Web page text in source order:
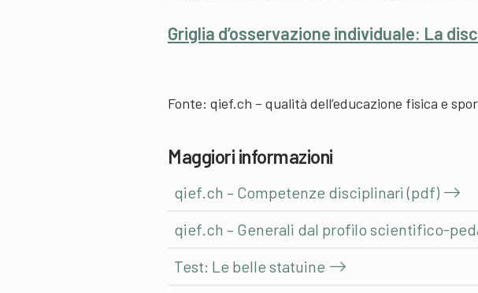
Griglia d’osservazione individuale: La
Fonte: qief.ch – qualità dell’educazione fisica e
Maggiori informazioni
qief.ch – Competenze disciplinari (pdf)
qief.ch – Generali dal profilo scientifico-
Test: Le belle statuine